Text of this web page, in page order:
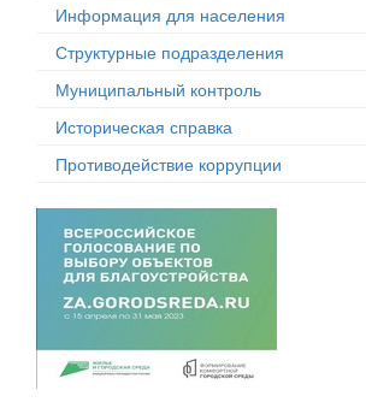
Информация для населения
Структурные подразделения
Муниципальный контроль
Историческая справка
Противодействие коррупции